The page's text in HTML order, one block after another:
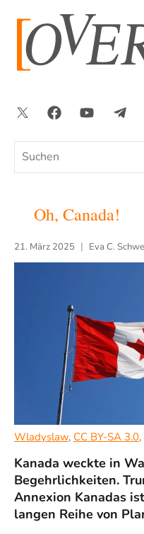
springen
Suchen
TwitterFacebookYouTube
Oh, Canada!
21. März 2025 Eva C.
Wladyslaw, CC BY-SA 3.0
Kanada weckte in
Begehrlichkeiten.
Annexion Kanadas
langen Reihe von